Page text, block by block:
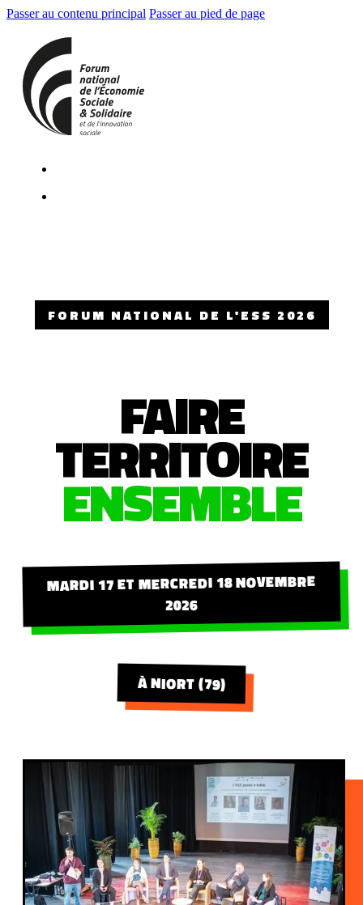
Passer au contenu principal Passer au pied de page
FORUM NATIONAL DE L'ESS 2026
FAIRE
TERRITOIRE
ENSEMBLE
MARDI 17 ET MERCREDI 18 NOVEMBRE
2026
À NIORT (79)